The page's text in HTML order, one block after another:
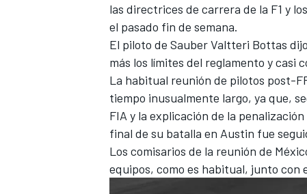
WRC
las directrices de carrera de la F1 y
el pasado fin de semana.
El piloto de SauberValtteri Bottas
más los límites del reglamento y casi
La habitual reunión de pilotos post-
tiempo inusualmente largo, ya que,
FIA y la explicación de la
final de su batalla en Austin fue
Los comisarios de la reunión de
equipos, como es habitual, junto con